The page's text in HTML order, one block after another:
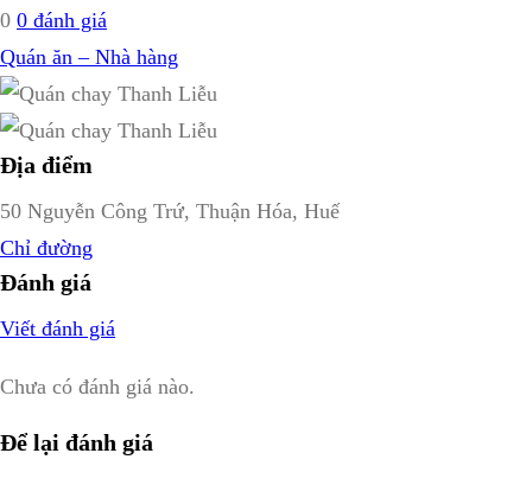
0 0 đánh giá
Quán ăn – Nhà hàng
Địa điểm
50 Nguyễn Công Trứ, Thuận Hóa, Huế
Chỉ đường
Đánh giá
Viết đánh giá
Chưa có đánh giá nào.
Để lại đánh giá